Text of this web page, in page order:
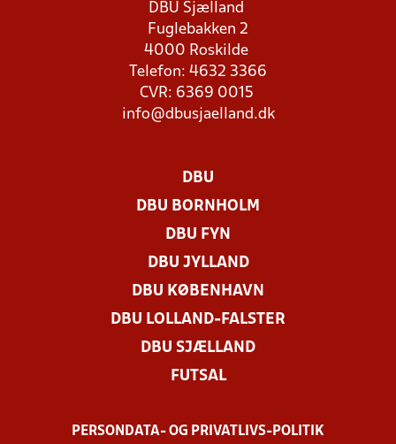
DBU Sjælland
Fuglebakken 2
4000 Roskilde
Telefon: 4632 3366
CVR: 6369 0015
info@dbusjaelland.dk
DBU
DBU BORNHOLM
DBU FYN
DBU JYLLAND
DBU KØBENHAVN
DBU LOLLAND-FALSTER
DBU SJÆLLAND
FUTSAL
PERSONDATA- OG PRIVATLIVS-POLITIK